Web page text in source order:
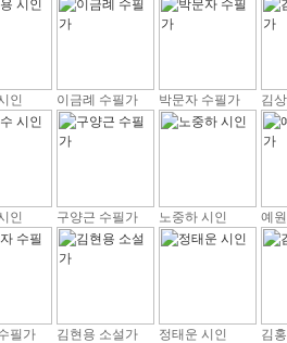
인 이금례 수필가 박문자 수필가 김
인 구양근 수필가 노중하 시인 예
필가 김현용 소설가 정태운 시인 김